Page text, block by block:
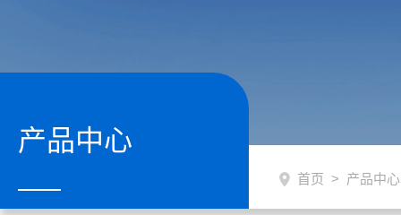
产品中心
首页 > 产品中心